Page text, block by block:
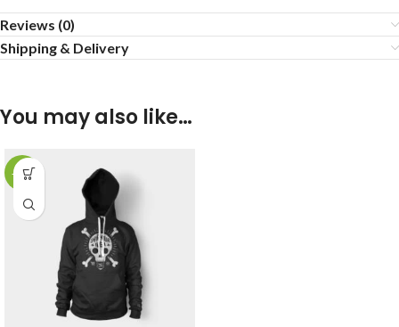
Reviews (0)
Shipping & Delivery
You may also like…
-14%